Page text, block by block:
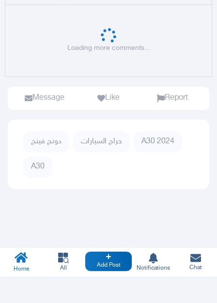
Loading more comments...
Message Like Report
دونج فينج حراج السيارات A30 2024
A30
Home All Add Post Notifications Chat